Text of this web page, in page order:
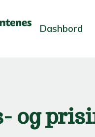
Dashbord
og